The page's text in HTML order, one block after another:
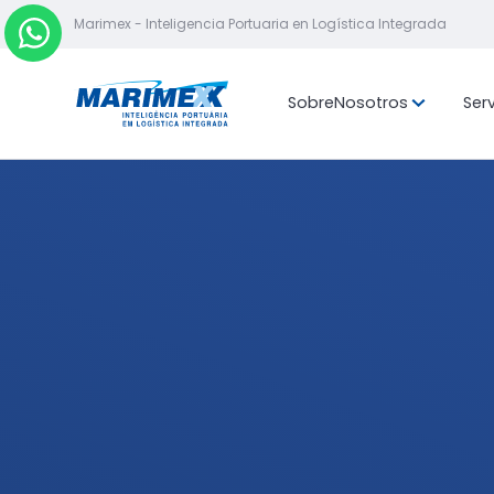
Marimex - Inteligencia Portuaria en Logística Integrada
SobreNosotros